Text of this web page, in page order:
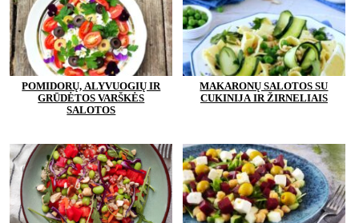
POMIDORŲ, ALYVUOGIŲ IR
GRŪDĖTOS VARŠKĖS
SALOTOS
MAKARONŲ SALOTOS SU
CUKINIJA IR ŽIRNELIAIS